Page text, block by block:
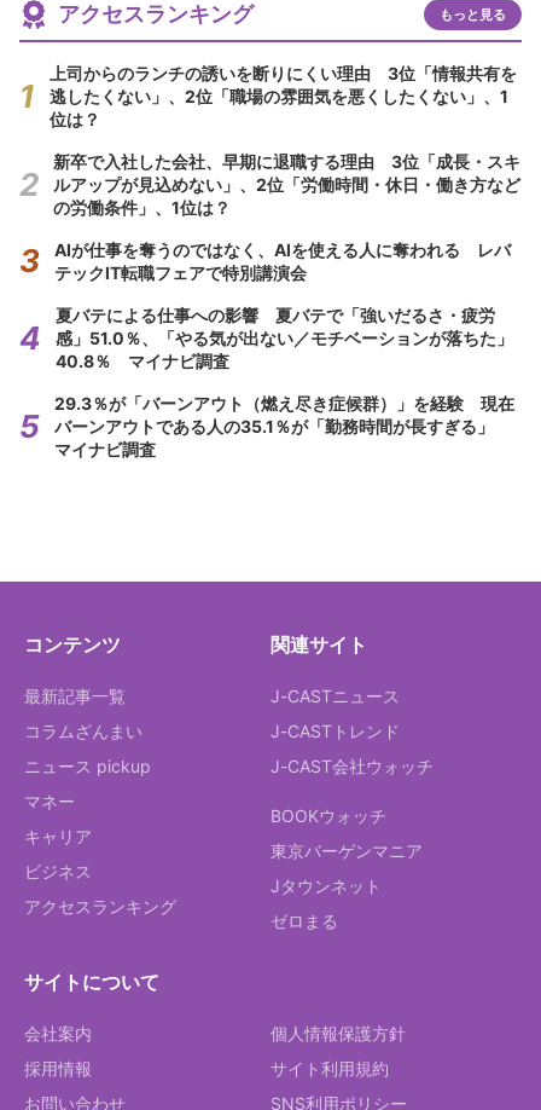
アクセスランキング もっと見る
上司からのランチの誘いを断りにくい理由 3位「情報共有を
逃したくない」、2位「職場の雰囲気を悪くしたくない」、1
位は？
新卒で入社した会社、早期に退職する理由 3位「成長・スキ
ルアップが見込めない」、2位「労働時間・休日・働き方など
の労働条件」、1位は？
AIが仕事を奪うのではなく、AIを使える人に奪われる レバ
テックIT転職フェアで特別講演会
夏バテによる仕事への影響 夏バテで「強いだるさ・疲労
感」51.0％、「やる気が出ない／モチベーションが落ちた」
40.8％ マイナビ調査
29.3％が「バーンアウト（燃え尽き症候群）」を経験 現在
バーンアウトである人の35.1％が「勤務時間が長すぎる」
マイナビ調査
コンテンツ
最新記事一覧
コラムざんまい
ニュース pickup
マネー
キャリア
ビジネス
アクセスランキング
関連サイト
J-CASTニュース
J-CASTトレンド
J-CAST会社ウォッチ
BOOKウォッチ
東京バーゲンマニア
Jタウンネット
ゼロまる
サイトについて
会社案内
採用情報
お問い合わせ
個人情報保護方針
サイト利用規約
SNS利用ポリシー